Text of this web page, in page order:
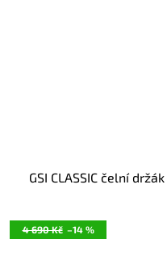
4 690 Kč –14 %
GSI CLASSIC čelní